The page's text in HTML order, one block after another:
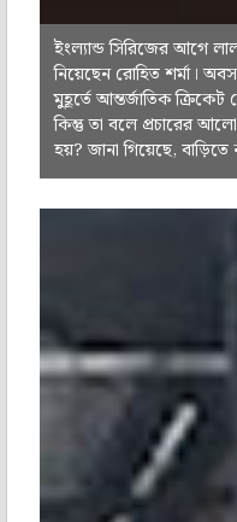
ইংল্যান্ড সিরিজের আগে
নিয়েছেন রোহিত শর্মা।
মুহূর্তে আন্তর্জাতিক
কিন্তু তা বলে প্রচারের
হয়? জানা গিয়েছে,